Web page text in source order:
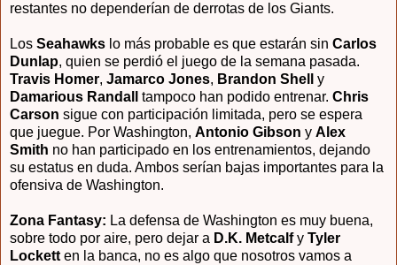
restantes no dependerían de derrotas de los Giants.
Los Seahawks lo más probable es que estarán sin Carlos
Dunlap, quien se perdió el juego de la semana pasada.
Travis Homer, Jamarco Jones, Brandon Shell y
Damarious Randall tampoco han podido entrenar. Chris
Carson sigue con participación limitada, pero se espera
que juegue. Por Washington, Antonio Gibson y Alex
Smith no han participado en los entrenamientos, dejando
su estatus en duda. Ambos serían bajas importantes para la
ofensiva de Washington.
Zona Fantasy: La defensa de Washington es muy buena,
sobre todo por aire, pero dejar a D.K. Metcalfy Tyler
Lockett en la banca, no es algo que nosotros vamos a